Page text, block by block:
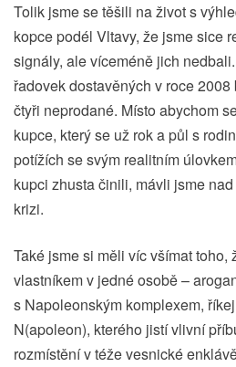
Tolik jsme se těšili na život s
kopce podél Vltavy, že jsme sice
signály, ale víceméně jich
řadovek dostavěných v roce
čtyři neprodané. Místo abychom
kupce, který se už rok a půl s
potížích se svým realitním
kupci zhusta činili, mávli jsme
krizi.
Také jsme si měli víc všímat toho,
vlastníkem v jedné osobě –
s Napoleonským komplexem,
N(apoleon), kterého jistí vlivní
rozmístění v téže vesnické